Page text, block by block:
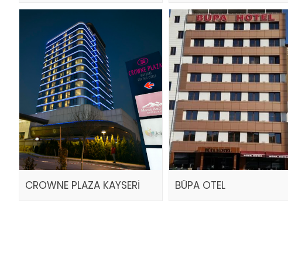
CROWNE PLAZA KAYSERİ BÜPA OTEL